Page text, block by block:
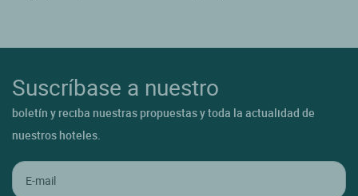
Suscríbase a nuestro
boletín y reciba nuestras propuestas y toda la actualidad de
nuestros hoteles.